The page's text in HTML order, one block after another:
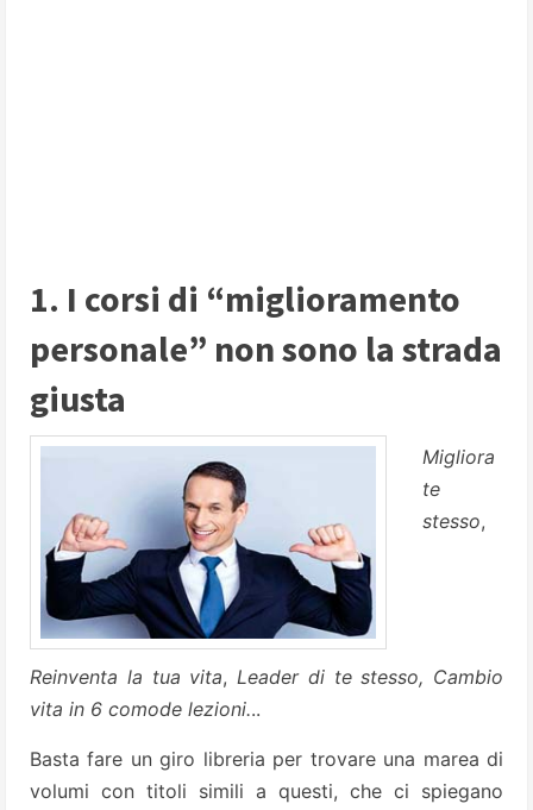
1. I corsi di “miglioramento
personale” non sono la strada
giusta
Migliora
te
stesso,
Reinventa la tua vita, Leader di te stesso, Cambio
vita in 6 comode lezioni...
Basta fare un giro libreria per trovare una marea di
volumi con titoli simili a questi, che ci spiegano